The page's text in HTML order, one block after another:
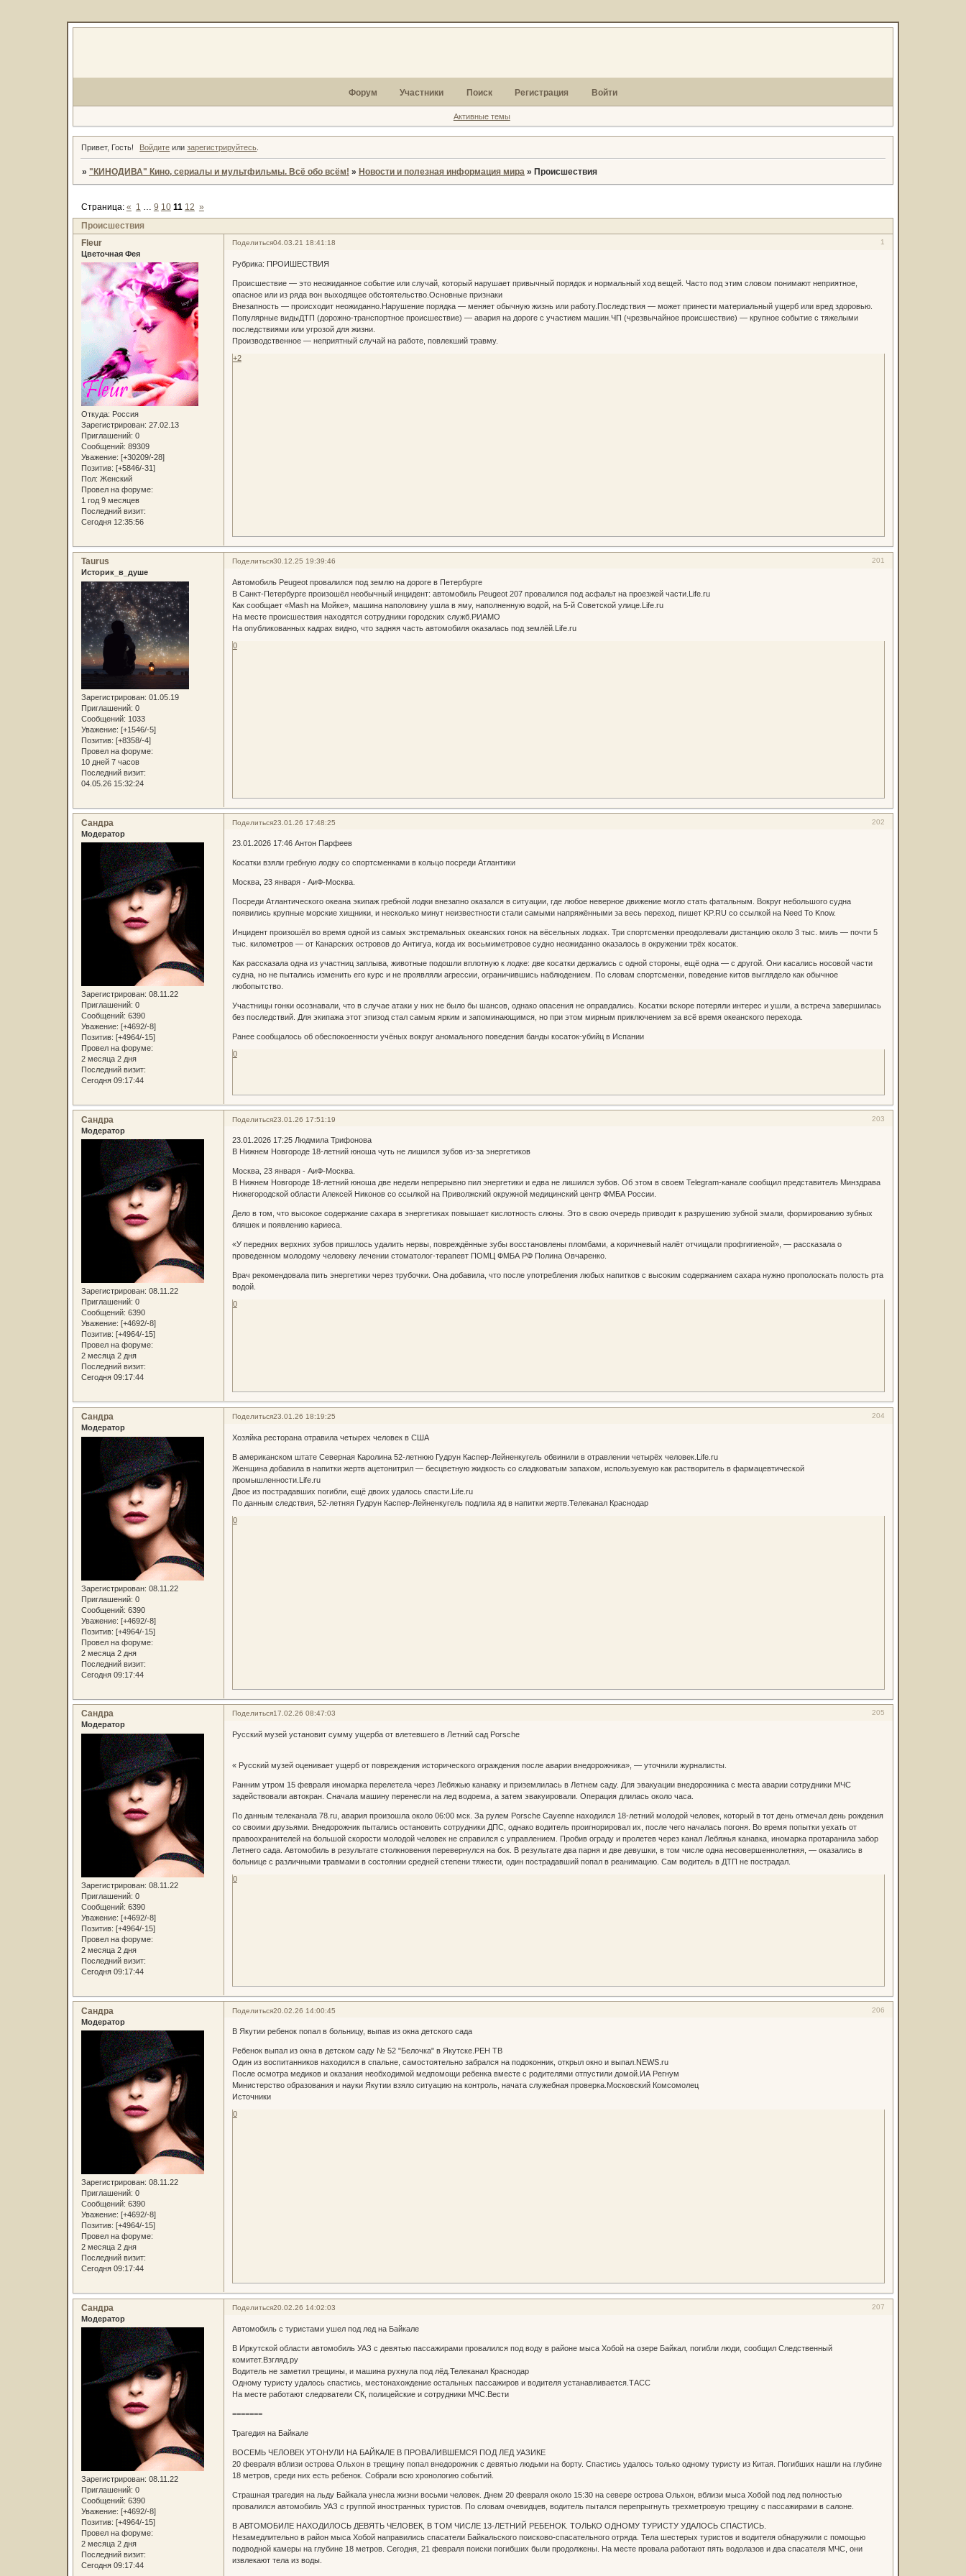
Форум Участники Поиск Регистрация Войти
Активные темы
Привет, Гость! Войдите илизарегистрируйтесь
» "КИНОДИВА" Кино, сериалы и мультфильмы. Всё обо всём! » Новости и полезная информация мира » Происшествия
Происшествия
Страница: « 1 … 9 10 11 12 »
Поделиться 1
04.03.21 18:41:18
Fleur
Цветочная Фея
Откуда: Россия
Зарегистрирован: 27.02.13
Приглашений: 0
Сообщений: 89309
Уважение: [+30209/-28]
Позитив: [+5846/-31]
Пол: Женский
Провел на форуме:
1 год 9 месяцев
Последний визит:
Сегодня 12:35:56
Рубрика: ПРОИШЕСТВИЯ
Происшествие — это неожиданное событие или случай, который нарушает привычный порядок и нормальный ход вещей. Часто под этим словом понимают неприятное,
опасное или из ряда вон выходящее обстоятельство.Основные признаки
Внезапность — происходит неожиданно.Нарушение порядка — меняет обычную жизнь или работу.Последствия — может принести материальный ущерб или вред здоровью.
Популярные видыДТП (дорожно-транспортное происшествие) — авария на дороге с участием машин.ЧП (чрезвычайное происшествие) — крупное событие с тяжелыми
последствиями или угрозой для жизни.
Производственное — неприятный случай на работе, повлекший травму.
+2
Поделиться 201
30.12.25 19:39:46
Taurus
Историк_в_душе
Зарегистрирован: 01.05.19
Приглашений: 0
Сообщений: 1033
Уважение: [+1546/-5]
Позитив: [+8358/-4]
Провел на форуме:
10 дней 7 часов
Последний визит:
04.05.26 15:32:24
Автомобиль Peugeot провалился под землю на дороге в Петербурге
В Санкт-Петербурге произошёл необычный инцидент: автомобиль Peugeot 207 провалился под асфальт на проезжей части.Life.ru
Как сообщает «Mash на Мойке», машина наполовину ушла в яму, наполненную водой, на 5-й Советской улице.Life.ru
На месте происшествия находятся сотрудники городских служб.РИАМО
На опубликованных кадрах видно, что задняя часть автомобиля оказалась под землёй.Life.ru
0
Поделиться 202
23.01.26 17:48:25
Сандра
Модератор
Зарегистрирован: 08.11.22
Приглашений: 0
Сообщений: 6390
Уважение: [+4692/-8]
Позитив: [+4964/-15]
Провел на форуме:
2 месяца 2 дня
Последний визит:
Сегодня 09:17:44
23.01.2026 17:46 Антон Парфеев
Косатки взяли гребную лодку со спортсменками в кольцо посреди Атлантики
Москва, 23 января - АиФ-Москва.
Посреди Атлантического океана экипаж гребной лодки внезапно оказался в ситуации, где любое неверное движение могло стать фатальным. Вокруг небольшого судна
появились крупные морские хищники, и несколько минут неизвестности стали самыми напряжёнными за весь переход, пишет KP.RU со ссылкой на Need To Know.
Инцидент произошёл во время одной из самых экстремальных океанских гонок на вёсельных лодках. Три спортсменки преодолевали дистанцию около 3 тыс. миль — почти 5
тыс. километров — от Канарских островов до Антигуа, когда их восьмиметровое судно неожиданно оказалось в окружении трёх косаток.
Как рассказала одна из участниц заплыва, животные подошли вплотную к лодке: две косатки держались с одной стороны, ещё одна — с другой. Они касались носовой части
судна, но не пытались изменить его курс и не проявляли агрессии, ограничившись наблюдением. По словам спортсменки, поведение китов выглядело как обычное
любопытство.
Участницы гонки осознавали, что в случае атаки у них не было бы шансов, однако опасения не оправдались. Косатки вскоре потеряли интерес и ушли, а встреча завершилась
без последствий. Для экипажа этот эпизод стал самым ярким и запоминающимся, но при этом мирным приключением за всё время океанского перехода.
Ранее сообщалось об обеспокоенности учёных вокруг аномального поведения банды косаток-убийц в Испании
0
Поделиться 203
23.01.26 17:51:19
Сандра
Модератор
Зарегистрирован: 08.11.22
Приглашений: 0
Сообщений: 6390
Уважение: [+4692/-8]
Позитив: [+4964/-15]
Провел на форуме:
2 месяца 2 дня
Последний визит:
Сегодня 09:17:44
23.01.2026 17:25 Людмила Трифонова
В Нижнем Новгороде 18-летний юноша чуть не лишился зубов из-за энергетиков
Москва, 23 января - АиФ-Москва.
В Нижнем Новгороде 18-летний юноша две недели непрерывно пил энергетики и едва не лишился зубов. Об этом в своем Telegram-канале сообщил представитель Минздрава
Нижегородской области Алексей Никонов со ссылкой на Приволжский окружной медицинский центр ФМБА России.
Дело в том, что высокое содержание сахара в энергетиках повышает кислотность слюны. Это в свою очередь приводит к разрушению зубной эмали, формированию зубных
бляшек и появлению кариеса.
«У передних верхних зубов пришлось удалить нервы, повреждённые зубы восстановлены пломбами, а коричневый налёт отчищали профгигиеной», — рассказала о
проведенном молодому человеку лечении стоматолог-терапевт ПОМЦ ФМБА РФ Полина Овчаренко.
Врач рекомендовала пить энергетики через трубочки. Она добавила, что после употребления любых напитков с высоким содержанием сахара нужно прополоскать полость рта
водой.
0
Поделиться 204
23.01.26 18:19:25
Сандра
Модератор
Зарегистрирован: 08.11.22
Приглашений: 0
Сообщений: 6390
Уважение: [+4692/-8]
Позитив: [+4964/-15]
Провел на форуме:
2 месяца 2 дня
Последний визит:
Сегодня 09:17:44
Хозяйка ресторана отравила четырех человек в США
В американском штате Северная Каролина 52-летнюю Гудрун Каспер-Лейненкугель обвинили в отравлении четырёх человек.Life.ru
Женщина добавила в напитки жертв ацетонитрил — бесцветную жидкость со сладковатым запахом, используемую как растворитель в фармацевтической
промышленности.Life.ru
Двое из пострадавших погибли, ещё двоих удалось спасти.Life.ru
По данным следствия, 52-летняя Гудрун Каспер-Лейненкугель подлила яд в напитки жертв.Телеканал Краснодар
0
Поделиться 205
17.02.26 08:47:03
Сандра
Модератор
Зарегистрирован: 08.11.22
Приглашений: 0
Сообщений: 6390
Уважение: [+4692/-8]
Позитив: [+4964/-15]
Провел на форуме:
2 месяца 2 дня
Последний визит:
Сегодня 09:17:44
Русский музей установит сумму ущерба от влетевшего в Летний сад Porsche
« Русский музей оценивает ущерб от повреждения исторического ограждения после аварии внедорожника», — уточнили журналисты.
Ранним утром 15 февраля иномарка перелетела через Лебяжью канавку и приземлилась в Летнем саду. Для эвакуации внедорожника с места аварии сотрудники МЧС
задействовали автокран. Сначала машину перенесли на лед водоема, а затем эвакуировали. Операция длилась около часа.
По данным телеканала 78.ru, авария произошла около 06:00 мск. За рулем Porsche Cayenne находился 18-летний молодой человек, который в тот день отмечал день рождения
со своими друзьями. Внедорожник пытались остановить сотрудники ДПС, однако водитель проигнорировал их, после чего началась погоня. Во время попытки уехать от
правоохранителей на большой скорости молодой человек не справился с управлением. Пробив ограду и пролетев через канал Лебяжья канавка, иномарка протаранила забор
Летнего сада. Автомобиль в результате столкновения перевернулся на бок. В результате два парня и две девушки, в том числе одна несовершеннолетняя, — оказались в
больнице с различными травмами в состоянии средней степени тяжести, один пострадавший попал в реанимацию. Сам водитель в ДТП не пострадал.
0
Поделиться 206
20.02.26 14:00:45
Сандра
Модератор
Зарегистрирован: 08.11.22
Приглашений: 0
Сообщений: 6390
Уважение: [+4692/-8]
Позитив: [+4964/-15]
Провел на форуме:
2 месяца 2 дня
Последний визит:
Сегодня 09:17:44
В Якутии ребенок попал в больницу, выпав из окна детского сада
Ребенок выпал из окна в детском саду № 52 "Белочка" в Якутске.РЕН ТВ
Один из воспитанников находился в спальне, самостоятельно забрался на подоконник, открыл окно и выпал.NEWS.ru
После осмотра медиков и оказания необходимой медпомощи ребенка вместе с родителями отпустили домой.ИА Регнум
Министерство образования и науки Якутии взяло ситуацию на контроль, начата служебная проверка.Московский Комсомолец
Источники
0
Поделиться 207
20.02.26 14:02:03
Сандра
Модератор
Зарегистрирован: 08.11.22
Приглашений: 0
Сообщений: 6390
Уважение: [+4692/-8]
Позитив: [+4964/-15]
Провел на форуме:
2 месяца 2 дня
Последний визит:
Сегодня 09:17:44
Автомобиль с туристами ушел под лед на Байкале
В Иркутской области автомобиль УАЗ с девятью пассажирами провалился под воду в районе мыса Хобой на озере Байкал, погибли люди, сообщил Следственный
комитет.Взгляд.ру
Водитель не заметил трещины, и машина рухнула под лёд.Телеканал Краснодар
Одному туристу удалось спастись, местонахождение остальных пассажиров и водителя устанавливается.ТАСС
На месте работают следователи СК, полицейские и сотрудники МЧС.Вести
=======
Трагедия на Байкале
ВОСЕМЬ ЧЕЛОВЕК УТОНУЛИ НА БАЙКАЛЕ В ПРОВАЛИВШЕМСЯ ПОД ЛЕД УАЗИКЕ
20 февраля вблизи острова Ольхон в трещину попал внедорожник с девятью людьми на борту. Спастись удалось только одному туристу из Китая. Погибших нашли на глубине
18 метров, среди них есть ребенок. Собрали всю хронологию событий.
Страшная трагедия на льду Байкала унесла жизни восьми человек. Днем 20 февраля около 15:30 на севере острова Ольхон, вблизи мыса Хобой под лед полностью
провалился автомобиль УАЗ с группой иностранных туристов. По словам очевидцев, водитель пытался перепрыгнуть трехметровую трещину с пассажирами в салоне.
В АВТОМОБИЛЕ НАХОДИЛОСЬ ДЕВЯТЬ ЧЕЛОВЕК, В ТОМ ЧИСЛЕ 13-ЛЕТНИЙ РЕБЕНОК. ТОЛЬКО ОДНОМУ ТУРИСТУ УДАЛОСЬ СПАСТИСЬ.
Незамедлительно в район мыса Хобой направились спасатели Байкальского поисково-спасательного отряда. Тела шестерых туристов и водителя обнаружили с помощью
подводной камеры на глубине 18 метров. Сегодня, 21 февраля поиски погибших были продолжены. На месте провала работают пять водолазов и два спасателя МЧС, они
извлекают тела из воды.